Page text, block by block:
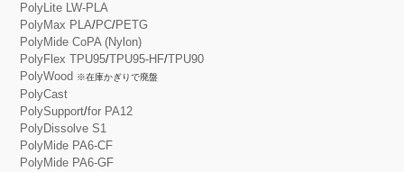
PolyLite LW-PLA
PolyMax PLA/PC/PETG
PolyMide CoPA (Nylon)
PolyFlex TPU95/TPU95-HF/TPU90
PolyWood ※在庫かぎりで廃盤
PolyCast
PolySupport/for PA12
PolyDissolve S1
PolyMide PA6-CF
PolyMide PA6-GF